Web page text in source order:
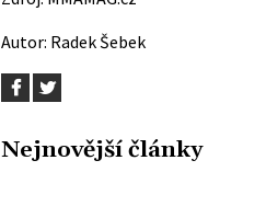
Autor: Radek Šebek
Nejnovější články